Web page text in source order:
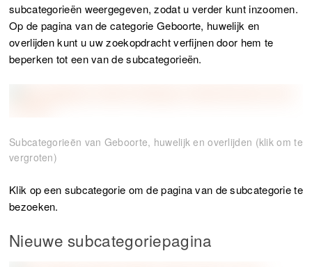
subcategorieën weergegeven, zodat u verder kunt inzoomen.
Op de pagina van de categorie Geboorte, huwelijk en
overlijden kunt u uw zoekopdracht verfijnen door hem te
beperken tot een van de subcategorieën.
Subcategorieën van Geboorte, huwelijk en overlijden (klik om te
vergroten)
Klik op een subcategorie om de pagina van de subcategorie te
bezoeken.
Nieuwe subcategoriepagina